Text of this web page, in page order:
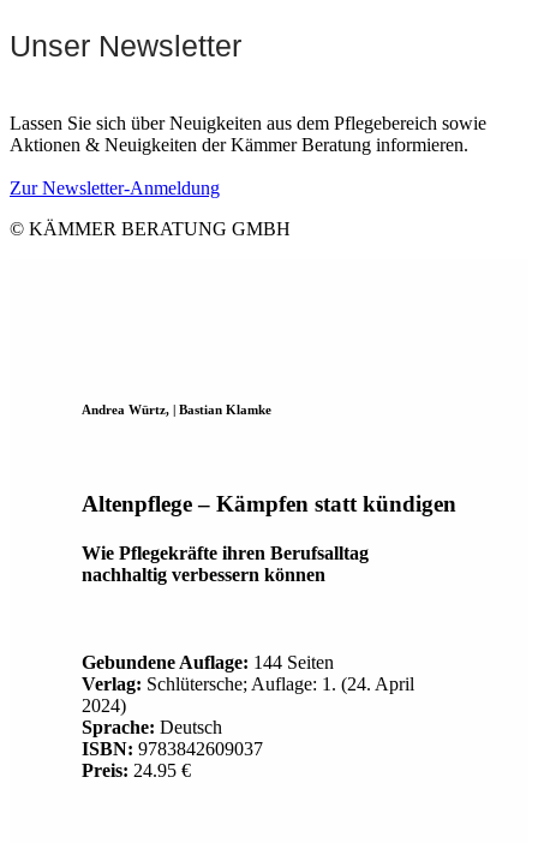
Unser Newsletter
Lassen Sie sich über Neuigkeiten aus dem Pflegebereich sowie
Aktionen & Neuigkeiten der Kämmer Beratung informieren.
Zur Newsletter-Anmeldung
© KÄMMER BERATUNG GMBH
Andrea Würtz, | Bastian Klamke
Altenpflege – Kämpfen statt kündigen
Wie Pflegekräfte ihren Berufsalltag
nachhaltig verbessern können
Gebundene Auflage: 144 Seiten
Verlag: Schlütersche; Auflage: 1. (24. April
2024)
Sprache: Deutsch
ISBN: 9783842609037
Preis: 24.95 €